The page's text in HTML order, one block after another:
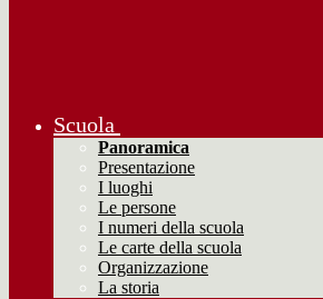
Scuola
Panoramica
Presentazione
I luoghi
Le persone
I numeri della scuola
Le carte della scuola
Organizzazione
La storia